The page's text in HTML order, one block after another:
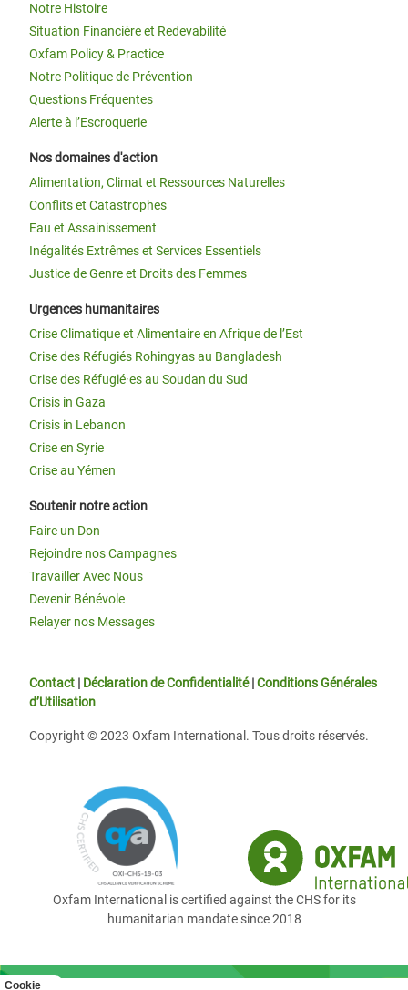
Cookie
Notre Histoire
Situation Financière et Redevabilité
Oxfam Policy & Practice
Notre Politique de Prévention
Questions Fréquentes
Alerte à l’Escroquerie
Nos domaines d'action
Alimentation, Climat et Ressources Naturelles
Conflits et Catastrophes
Eau et Assainissement
Inégalités Extrêmes et Services Essentiels
Justice de Genre et Droits des Femmes
Urgences humanitaires
Crise Climatique et Alimentaire en Afrique de l’Est
Crise des Réfugiés Rohingyas au Bangladesh
Crise des Réfugié·es au Soudan du Sud
Crisis in Gaza
Crisis in Lebanon
Crise en Syrie
Crise au Yémen
Soutenir notre action
Faire un Don
Rejoindre nos Campagnes
Travailler Avec Nous
Devenir Bénévole
Relayer nos Messages
Contact | Déclaration de Confidentialité|Conditions Générales
d’Utilisation
Copyright © 2023 Oxfam International. Tous droits réservés.
Oxfam International is certified against the CHS for its
humanitarian mandate since 2018